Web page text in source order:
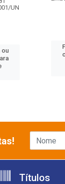
UN
ou
Títulos